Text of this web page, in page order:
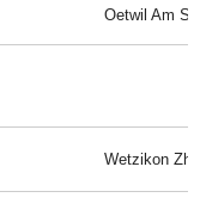
Oetwil Am
Wetzikon Zh